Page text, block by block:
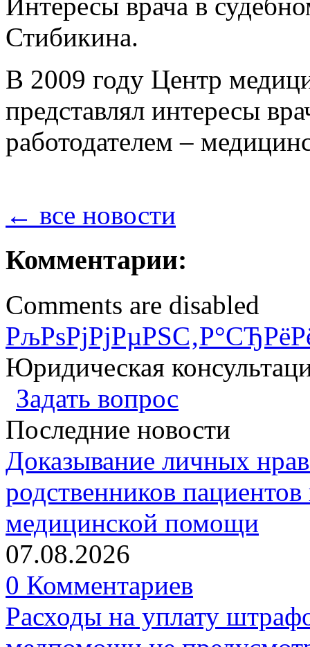
Интересы врача в
Стибикина.
В 2009 году Центр
представлял интересы
работодателем –
← все новости
Комментарии:
Comments are disabled
Юридическая
Задать вопрос
Последние новости
Доказывание личных
родственников
медицинской помощи
07.08.2026
0 Комментариев
Расходы на уплату